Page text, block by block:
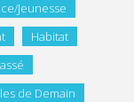
Jeunesse
Habitat
de Demain